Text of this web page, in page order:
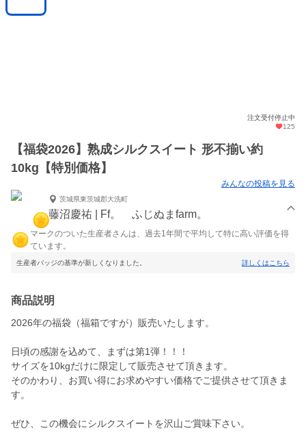
注文受付停止中
125
【福袋2026】熟成シルクスイート 形不揃い約
10kg【特別価格】
みんなの投稿を見る
茨城県東茨城郡大洗町
藤沼慶祐 | Ff。 ふじぬまfarm。
マークのついた生産者さんは、過去1年間で平均して特に高い評価を得
ています。
生産者バッジの基準が新しくなりました。 詳しくはこちら
商品説明
2026年の福袋（福箱ですが）販売いたします。
日頃の感謝を込めて、まずは第1弾！！！
サイズを10kgだけに限定して販売させて頂きます。
そのかわり、お買い得にお求めやすい価格でご提供させて頂きま
す。
ぜひ、この機会にシルクスイートを沢山ご賞味下さい。